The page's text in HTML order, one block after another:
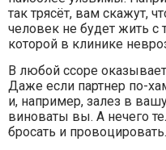
так трясёт, вам скажут,
человек не будет жить с
которой в клинике
В любой ссоре
Даже если партнер по-
и, например, залез в
виноваты вы. А нечего
бросать и провоцировать.